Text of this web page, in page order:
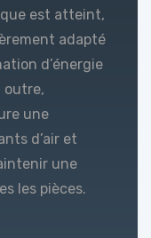
est atteint,
adapté
d’énergie
outre,
une
d’air et
une
les pièces.